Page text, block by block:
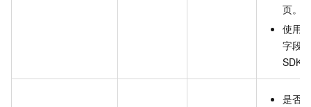
页。
使用
字段
SDK
是否